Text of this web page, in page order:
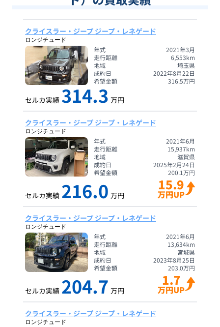
クライスラー・ジープ ジープ・レネゲード
ロンジチュード
年式
2021年3月
走行距離
6,553km
地域
埼玉県
成約日
2022年8月22日
希望金額
316.5万円
セルカ実績 314.3 万円
クライスラー・ジープ ジープ・レネゲード
ロンジチュード
年式
2021年6月
走行距離
15,937km
地域
滋賀県
成約日
2025年2月24日
希望金額
200.1万円
セルカ実績 216.0 万円
15.9
万円UP
クライスラー・ジープ ジープ・レネゲード
ロンジチュード
年式
2021年6月
走行距離
13,634km
地域
宮城県
成約日
2023年8月25日
希望金額
203.0万円
セルカ実績 204.7 万円
1.7
万円UP
クライスラー・ジープ ジープ・レネゲード
ロンジチュード